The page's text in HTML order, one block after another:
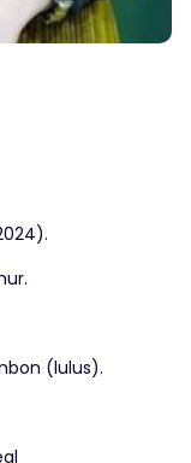
(lulus).